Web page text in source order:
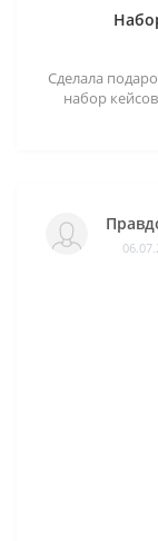
Сделала
набор